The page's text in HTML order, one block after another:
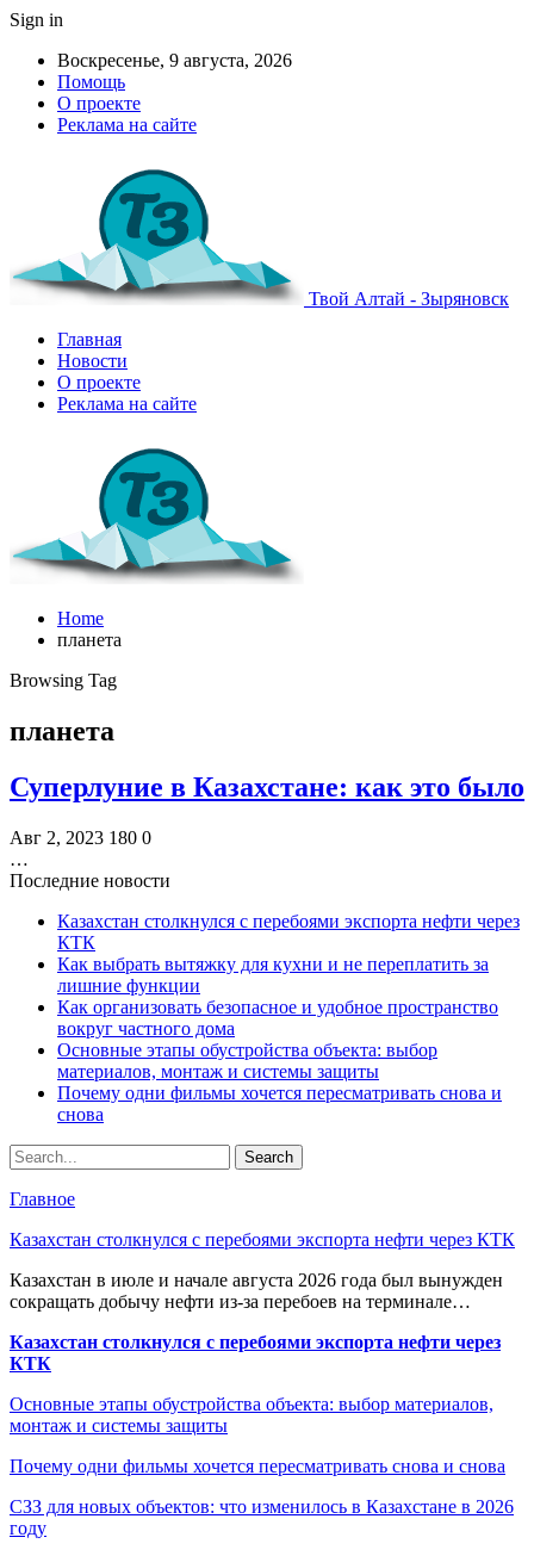
Sign in
Воскресенье, 9 августа, 2026
Помощь
О проекте
Реклама на сайте
Твой Алтай - Зыряновск
Главная
Новости
О проекте
Реклама на сайте
Home
планета
Browsing Tag
планета
Суперлуние в Казахстане: как это было
Авг 2, 2023 180 0
…
Последние новости
Казахстан столкнулся с перебоями экспорта нефти через
КТК
Как выбрать вытяжку для кухни и не переплатить за
лишние функции
Как организовать безопасное и удобное пространство
вокруг частного дома
Основные этапы обустройства объекта: выбор
материалов, монтаж и системы защиты
Почему одни фильмы хочется пересматривать снова и
снова
Главное
Казахстан столкнулся с перебоями экспорта нефти через КТК
Казахстан в июле и начале августа 2026 года был вынужден
сокращать добычу нефти из-за перебоев на терминале…
Казахстан столкнулся с перебоями экспорта нефти через
КТК
Основные этапы обустройства объекта: выбор материалов,
монтаж и системы защиты
Почему одни фильмы хочется пересматривать снова и снова
СЗЗ для новых объектов: что изменилось в Казахстане в 2026
году